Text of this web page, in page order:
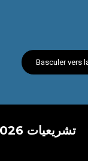
Basculer vers
تشريعيات 2026